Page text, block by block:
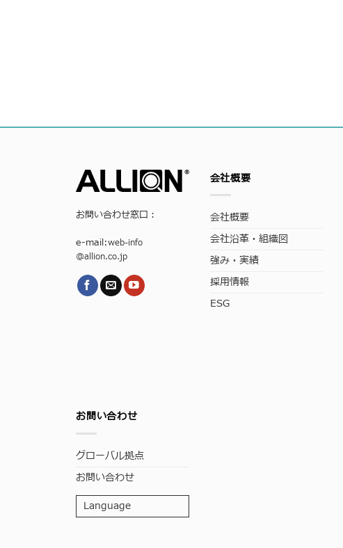
お問い合わせ窓口：
e-mail:web-info
@allion.co.jp
会社概要
会社概要
会社沿革・組織図
強み・実績
採用情報
ESG
お問い合わせ
グローバル拠点
お問い合わせ
Language